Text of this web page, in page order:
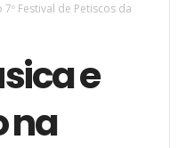
Festival de Petiscos da
e
na